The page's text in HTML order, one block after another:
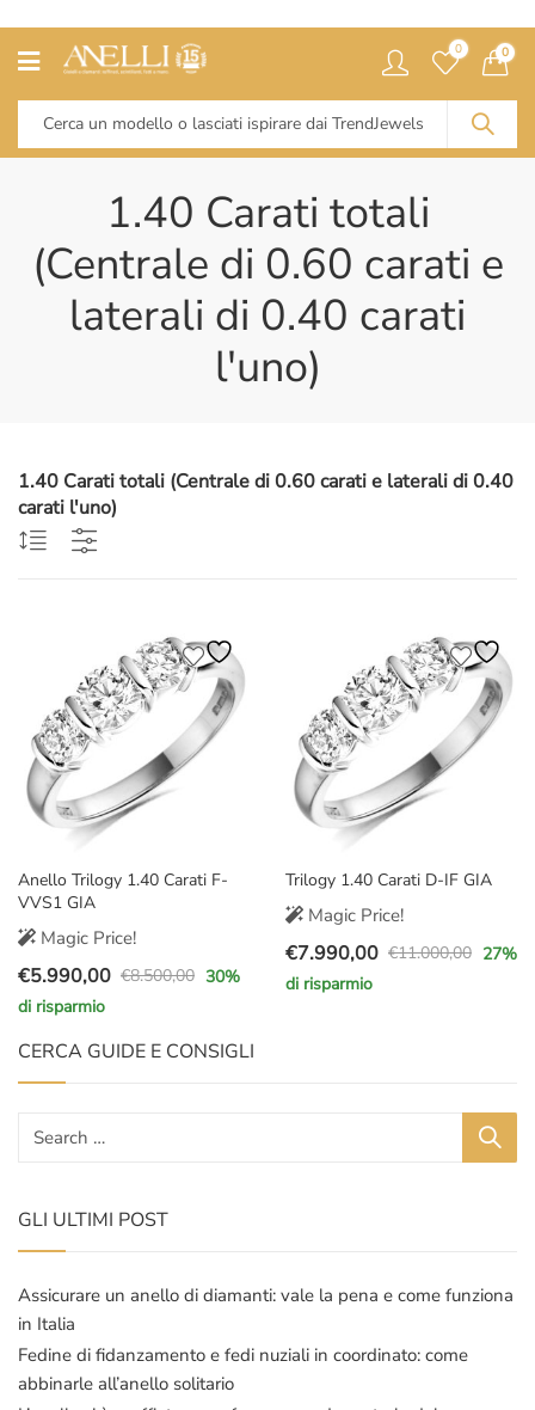
0 0
1.40 Carati totali
(Centrale di 0.60 carati e
laterali di 0.40 carati
l'uno)
1.40 Carati totali (Centrale di 0.60 carati e laterali di 0.40
carati l'uno)
Anello Trilogy 1.40 Carati F-
VVS1 GIA
Magic Price!
€8.500,00
Il
prezzo
originale
era:
€5.990,00
Il
prezzo
attuale
è:
30%
di risparmio
Trilogy 1.40 Carati D-IF GIA
Magic Price!
€11.000,00
Il
prezzo
€7.990,00
Il
prezzo
27%
di risparmio
CERCA GUIDE E CONSIGLI
GLI ULTIMI POST
Assicurare un anello di diamanti: vale la pena e come funziona
in Italia
Fedine di fidanzamento e fedi nuziali in coordinato: come
abbinarle all’anello solitario